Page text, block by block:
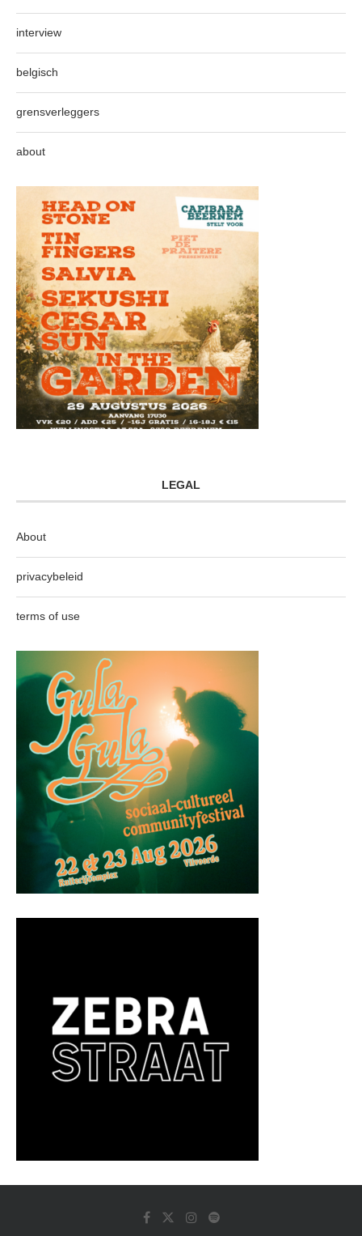
interview
belgisch
grensverleggers
about
LEGAL
About
privacybeleid
terms of use